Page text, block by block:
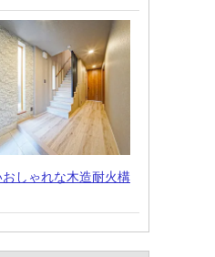
しゃれな木造耐火構